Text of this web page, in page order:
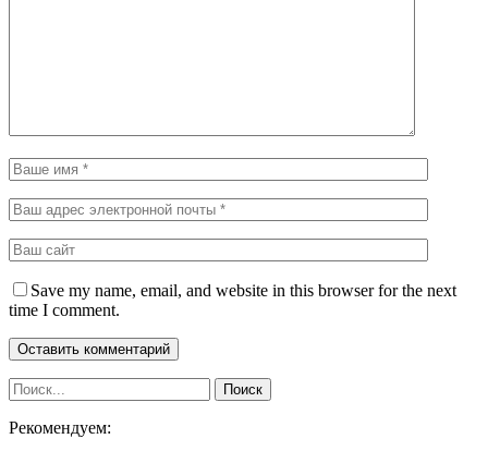
Save my name, email, and website in this browser for the next
time I comment.
Рекомендуем: